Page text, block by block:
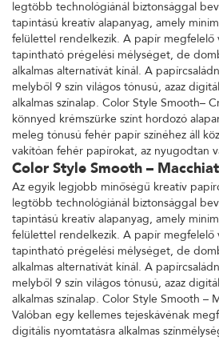
legtöbb technológiánál biztonsággal
tapintású kreatív alapanyag, amely
felülettel rendelkezik. A papír megfelelő
tapintható prégelési mélységet, de
alkalmas alternatívát kínál. A
melyből 9 szín világos tónusú, azaz
alkalmas színalap. Color Style Smooth–
könnyed krémszürke színt hordozó
meleg tónusú fehér papír színéhez áll
vakítóan fehér papírokat, az nyugodtan
Color Style Smooth –
Az egyik legjobb minőségű kreatív
legtöbb technológiánál biztonsággal
tapintású kreatív alapanyag, amely
felülettel rendelkezik. A papír megfelelő
tapintható prégelési mélységet, de
alkalmas alternatívát kínál. A
melyből 9 szín világos tónusú, azaz
alkalmas színalap. Color Style Smooth –
Valóban egy kellemes tejeskávénak
digitális nyomtatásra alkalmas